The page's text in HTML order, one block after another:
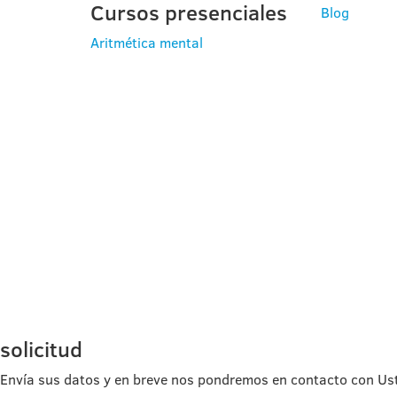
Cursos presenciales
Aritmética mental
Blog
solicitud
Envía sus datos y en breve nos pondremos en contacto con